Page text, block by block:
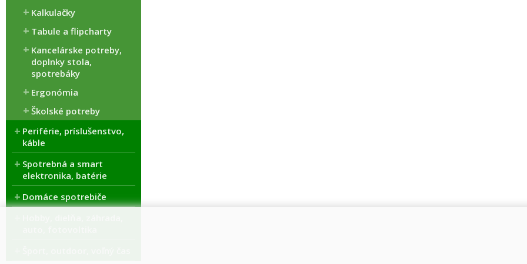
Kalkulačky
Tabule a flipcharty
Kancelárske potreby,
doplnky stola,
spotrebáky
Ergonómia
Školské potreby
Periférie, príslušenstvo,
káble
Spotrebná a smart
elektronika, batérie
Domáce spotrebiče